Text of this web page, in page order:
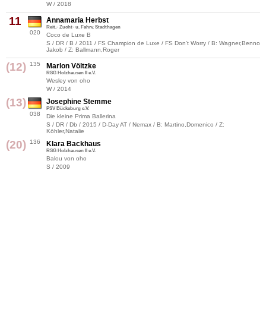
W / 2018
11
020
Annamaria Herbst
Reit,- Zucht- u. Fahrv. Stadthagen
Coco de Luxe B
S / DR / B / 2011 / FS Champion de Luxe / FS Don't Worry / B: Wagner,Benno
Jakob / Z: Ballmann,Roger
(12) 135 Marlon Völtzke
RSG Holzhausen II e.V.
Wesley von oho
W / 2014
(13)
038
Josephine Stemme
PSV Bückeburg e.V.
Die kleine Prima Ballerina
S / DR / Db / 2015 / D-Day AT / Nemax / B: Martino,Domenico / Z:
Köhler,Natalie
(20) 136 Klara Backhaus
RSG Holzhausen II e.V.
Balou von oho
S / 2009